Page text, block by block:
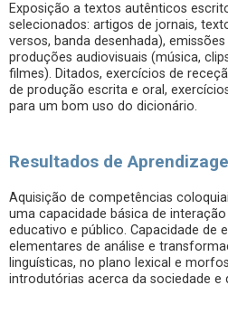
Exposição a textos autênticos
selecionados: artigos de jornais,
versos, banda desenhada),
produções audiovisuais (música,
filmes). Ditados, exercícios de
de produção escrita e oral,
para um bom uso do dicionário.
Resultados de
Aquisição de competências
uma capacidade básica de
educativo e público. Capacidade de
elementares de análise e
linguísticas, no plano lexical e
introdutórias acerca da sociedade e